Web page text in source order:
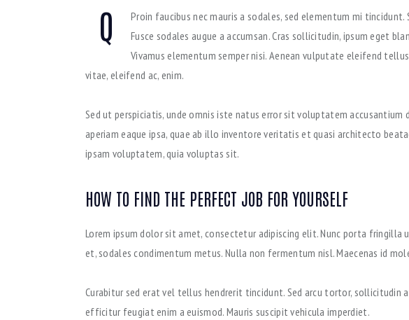
Q
Proin faucibus nec mauris a sodales, sed elementum mi
Fusce sodales augue a accumsan. Cras sollicitudin, ipsum eget
Vivamus elementum semper nisi. Aenean vulputate eleifend
vitae, eleifend ac, enim.
Sed ut perspiciatis, unde omnis iste natus error sit voluptatem
aperiam eaque ipsa, quae ab illo inventore veritatis et quasi architecto
ipsam voluptatem, quia voluptas sit.
HOW TO FIND THE PERFECT JOB FOR YOURSELF
Lorem ipsum dolor sit amet, consectetur adipiscing elit. Nunc porta fringilla
et, sodales condimentum metus. Nulla non fermentum nisl. Maecenas id
Curabitur sed erat vel tellus hendrerit tincidunt. Sed arcu tortor, sollicitudin
efficitur feugiat enim a euismod. Mauris suscipit vehicula imperdiet.